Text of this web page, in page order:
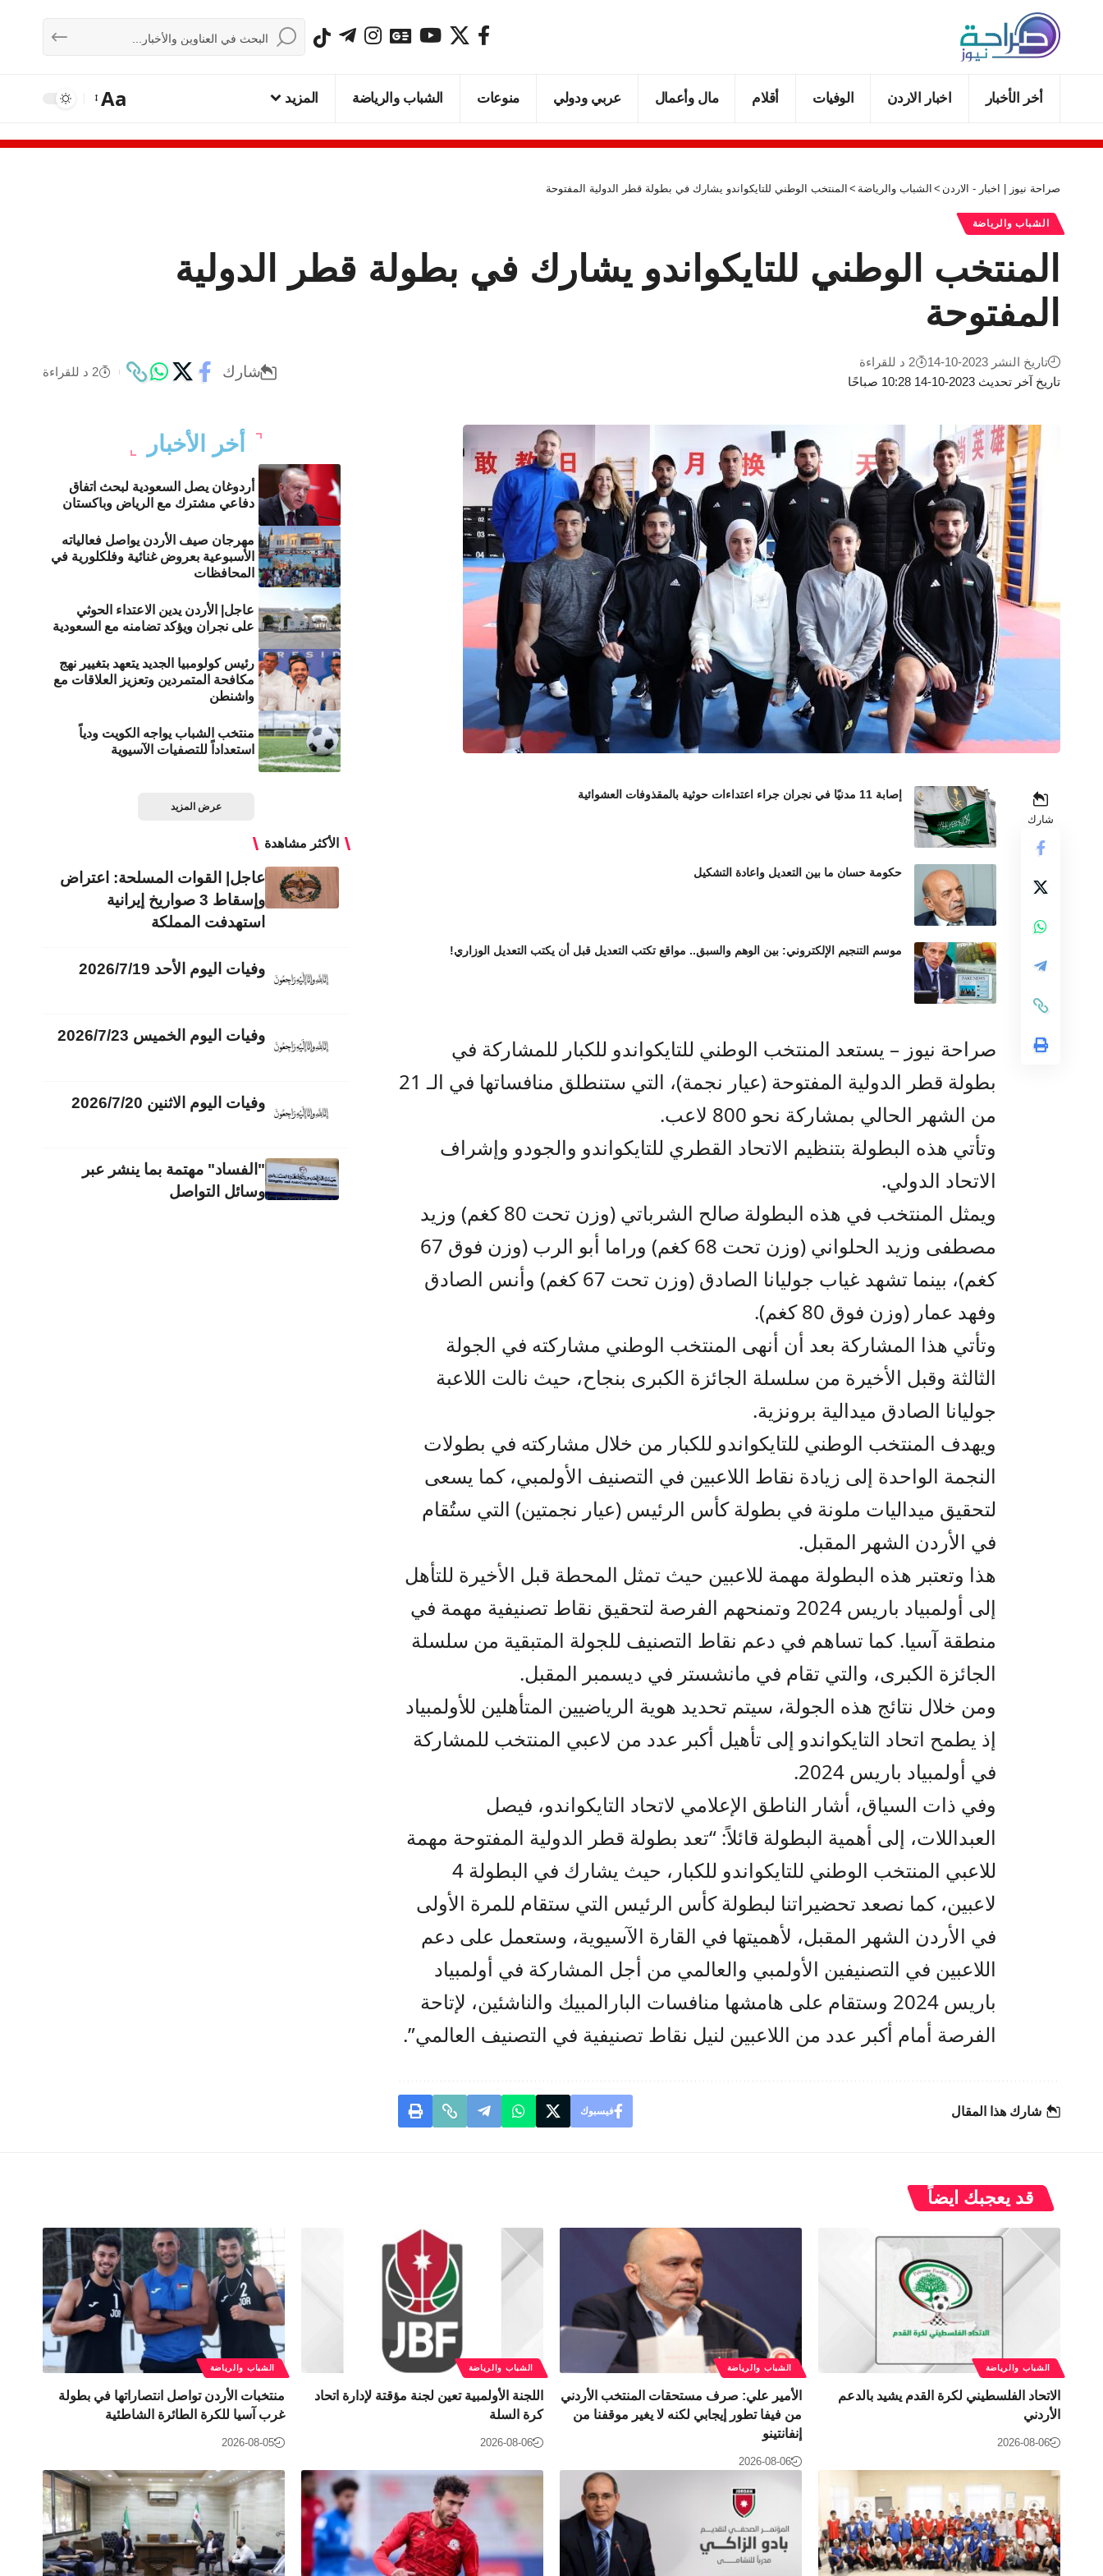
أخر الأخبار اخبار الاردن الوفيات أقلام مال وأعمال عربي ودولي منوعات الشباب والرياضة المزيد Aa
صراحة نيوز | اخبار - الاردن > الشباب والرياضة > المنتخب الوطني للتايكواندو يشارك في بطولة قطر الدولية المفتوحة
الشباب والرياضة
المنتخب الوطني للتايكواندو يشارك في بطولة قطر الدولية
المفتوحة
تاريخ آخر تحديث 2023-10-14 10:28 صباحًا
تاريخ النشر 2023-10-14 2 د للقراءة
شارك 2 د للقراءة
شارك
إصابة 11 مدنيًا في نجران جراء اعتداءات حوثية بالمقذوفات العشوائية
حكومة حسان ما بين التعديل واعادة التشكيل
موسم التنجيم الإلكتروني: بين الوهم والسبق.. مواقع تكتب التعديل قبل أن يكتب التعديل الوزاري!
صراحة نيوز – يستعد المنتخب الوطني للتايكواندو للكبار للمشاركة في
بطولة قطر الدولية المفتوحة (عيار نجمة)، التي ستنطلق منافساتها في الـ 21
من الشهر الحالي بمشاركة نحو 800 لاعب.
وتأتي هذه البطولة بتنظيم الاتحاد القطري للتايكواندو والجودو وإشراف
الاتحاد الدولي.
ويمثل المنتخب في هذه البطولة صالح الشرباتي (وزن تحت 80 كغم) وزيد
مصطفى وزيد الحلواني (وزن تحت 68 كغم) وراما أبو الرب (وزن فوق 67
كغم)، بينما تشهد غياب جوليانا الصادق (وزن تحت 67 كغم) وأنس الصادق
وفهد عمار (وزن فوق 80 كغم).
وتأتي هذا المشاركة بعد أن أنهى المنتخب الوطني مشاركته في الجولة
الثالثة وقبل الأخيرة من سلسلة الجائزة الكبرى بنجاح، حيث نالت اللاعبة
جوليانا الصادق ميدالية برونزية.
ويهدف المنتخب الوطني للتايكواندو للكبار من خلال مشاركته في بطولات
النجمة الواحدة إلى زيادة نقاط اللاعبين في التصنيف الأولمبي، كما يسعى
لتحقيق ميداليات ملونة في بطولة كأس الرئيس (عيار نجمتين) التي ستُقام
في الأردن الشهر المقبل.
هذا وتعتبر هذه البطولة مهمة للاعبين حيث تمثل المحطة قبل الأخيرة للتأهل
إلى أولمبياد باريس 2024 وتمنحهم الفرصة لتحقيق نقاط تصنيفية مهمة في
منطقة آسيا. كما تساهم في دعم نقاط التصنيف للجولة المتبقية من سلسلة
الجائزة الكبرى، والتي تقام في مانشستر في ديسمبر المقبل.
ومن خلال نتائج هذه الجولة، سيتم تحديد هوية الرياضيين المتأهلين للأولمبياد
إذ يطمح اتحاد التايكواندو إلى تأهيل أكبر عدد من لاعبي المنتخب للمشاركة
في أولمبياد باريس 2024.
وفي ذات السياق، أشار الناطق الإعلامي لاتحاد التايكواندو، فيصل
العبداللات، إلى أهمية البطولة قائلاً: “تعد بطولة قطر الدولية المفتوحة ‏مهمة
للاعبي المنتخب الوطني للتايكواندو للكبار، حيث ‏يشارك في البطولة 4
لاعبين، كما نصعد تحضيراتنا لبطولة كأس الرئيس التي ستقام ‏للمرة الأولى
في الأردن الشهر المقبل، لأهميتها في ‏القارة الآسيوية، وستعمل على دعم
اللاعبين في ‏التصنيفين الأولمبي والعالمي من ‏أجل المشاركة في ‏أولمبياد
باريس 2024 وستقام على هامشها منافسات ‏البارالمبيك والناشئين، لإتاحة
‏الفرصة أمام أكبر عدد من اللاعبين لنيل نقاط تصنيفية ‏في التصنيف ‏العالمي”.‏
شارك هذا المقال فيسبوك
أخر الأخبار
أردوغان يصل السعودية لبحث اتفاق
دفاعي مشترك مع الرياض وباكستان
مهرجان صيف الأردن يواصل فعالياته
الأسبوعية بعروض غنائية وفلكلورية في
المحافظات
عاجل| الأردن يدين الاعتداء الحوثي
على نجران ويؤكد تضامنه مع السعودية
رئيس كولومبيا الجديد يتعهد بتغيير نهج
مكافحة المتمردين وتعزيز العلاقات مع
واشنطن
منتخب الشباب يواجه الكويت ودياً
استعداداً للتصفيات الآسيوية
عرض المزيد
الأكثر مشاهدة
عاجل| القوات المسلحة: اعتراض
وإسقاط 3 صواريخ إيرانية
استهدفت المملكة
وفيات اليوم الأحد 2026/7/19
وفيات اليوم الخميس 2026/7/23
وفيات اليوم الاثنين 2026/7/20
"الفساد" مهتمة بما ينشر عبر
وسائل التواصل
قد يعجبك ايضاً
الشباب والرياضة
الاتحاد الفلسطيني لكرة القدم يشيد بالدعم
الأردني
2026-08-06
الشباب والرياضة
الأمير علي: صرف مستحقات المنتخب الأردني
من فيفا تطور إيجابي لكنه لا يغير موقفنا من
إنفانتينو
2026-08-06
الشباب والرياضة
اللجنة الأولمبية تعين لجنة مؤقتة لإدارة اتحاد
كرة السلة
2026-08-06
الشباب والرياضة
منتخبات الأردن تواصل انتصاراتها في بطولة
غرب آسيا للكرة الطائرة الشاطئية
2026-08-05